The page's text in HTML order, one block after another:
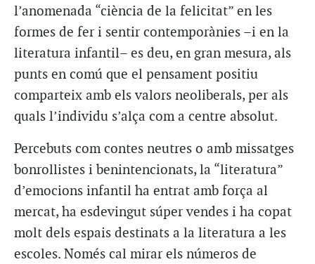
l’anomenada “ciència de la felicitat” en les
formes de fer i sentir contemporànies –i en la
literatura infantil– es deu, en gran mesura, als
punts en comú que el pensament positiu
comparteix amb els valors neoliberals, per als
quals l’individu s’alça com a centre absolut.
Percebuts com contes neutres o amb missatges
bonrollistes i benintencionats, la “literatura”
d’emocions infantil ha entrat amb força al
mercat, ha esdevingut súper vendes i ha copat
molt dels espais destinats a la literatura a les
escoles. Només cal mirar els números de